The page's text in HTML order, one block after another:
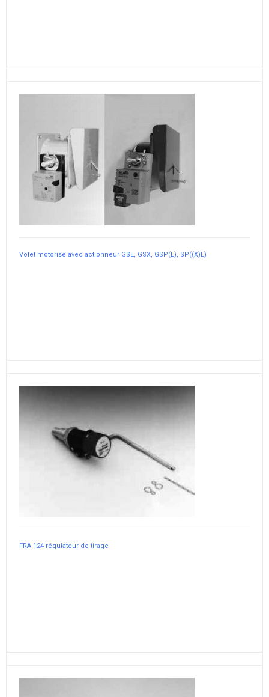
Volet motorisé avec actionneur GSE, GSX, GSP(L), SP((X)L)
FRA 124 régulateur de tirage